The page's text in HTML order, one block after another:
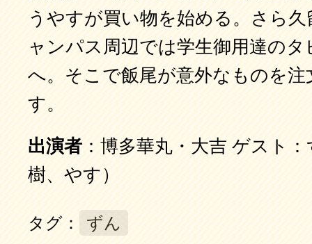
うやすが買い物を始める。さら久
ャンパス周辺では学生御用達のタ
へ。そこで飯尾が意外なものを
す。
出演者 ：博多華丸・大吉 ゲスト
樹、やす）
タグ： ずん